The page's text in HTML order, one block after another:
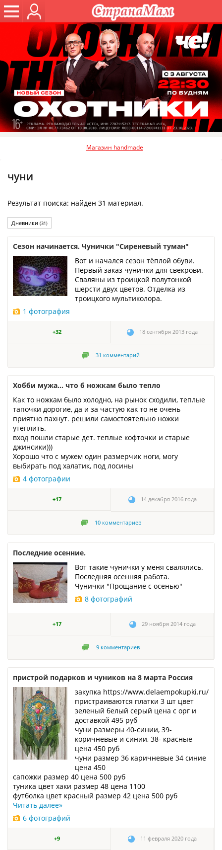
Магазин handmade
чуни
Результат поиска: найден 31 материал.
Дневники (31)
Сезон начинается. Чунички "Сиреневый туман"
Вот и начался сезон тёплой обуви.
Первый заказ чунички для свекрови.
Сваляны из троицкой полутонкой
шерсти двух цветов. Отделка из
троицкого мультиколора.
1 фотография
+32 18 сентября 2013 года
31 комментарий
Хобби мужа... что б ножкам было тепло
Как то ножкам было холодно, на рынок сходили, теплые
тапочки дорогие, да и за частую как то не очень
приятно пахнут. решили самостоятельно ножки
утеплить.
вход пошли старые дет. теплые кофточки и старые
джинсики)))
Хорошо что с мужем один размерчик ноги, могу
выбирать под халатик, под лосины
4 фотографии
+17 14 декабря 2016 года
10 комментариев
Последние осенние.
Вот такие чунички у меня свалялись.
Последняя осенняя работа.
Чунички "Прощание с осенью"
8 фотографий
+17 29 ноября 2014 года
9 комментариев
пристрой подарков и чуников на 8 марта Россия
закупка https://www.delaempokupki.ru/
пристраиваются платки 3 шт цвет
зеленый белый серый цена с орг и
доставкой 495 руб
чуни размеры 40-синии, 39-
коричневые и синии, 38- красные
цена 450 руб
чуни размер 36 каричневые 34 синие
цена 450
сапожки размер 40 цена 500 руб
туника цвет хаки размер 48 цена 1100
футболка цвет красный размер 42 цена 500 руб
Читать далее»
6 фотографий
+9 11 февраля 2020 года